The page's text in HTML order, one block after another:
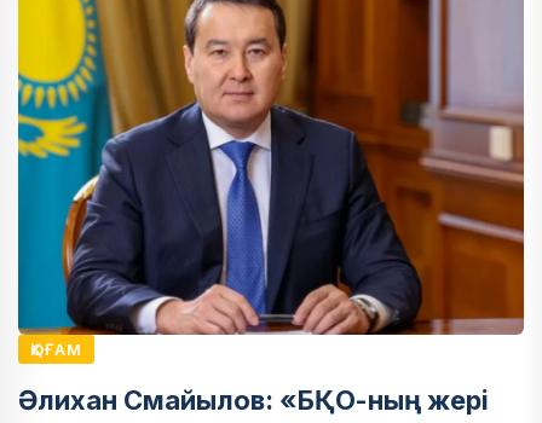
ҚОҒАМ
Әлихан Смайылов: «БҚО-ның жері